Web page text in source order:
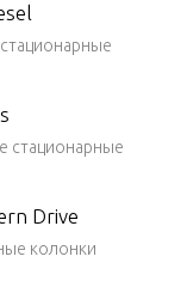
стационарные
Drive
колонки